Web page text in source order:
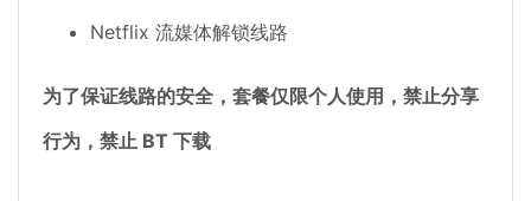
Netflix 流媒体解锁线路
为了保证线路的安全，套餐仅限个人使用，禁止分享
行为，禁止 BT 下载